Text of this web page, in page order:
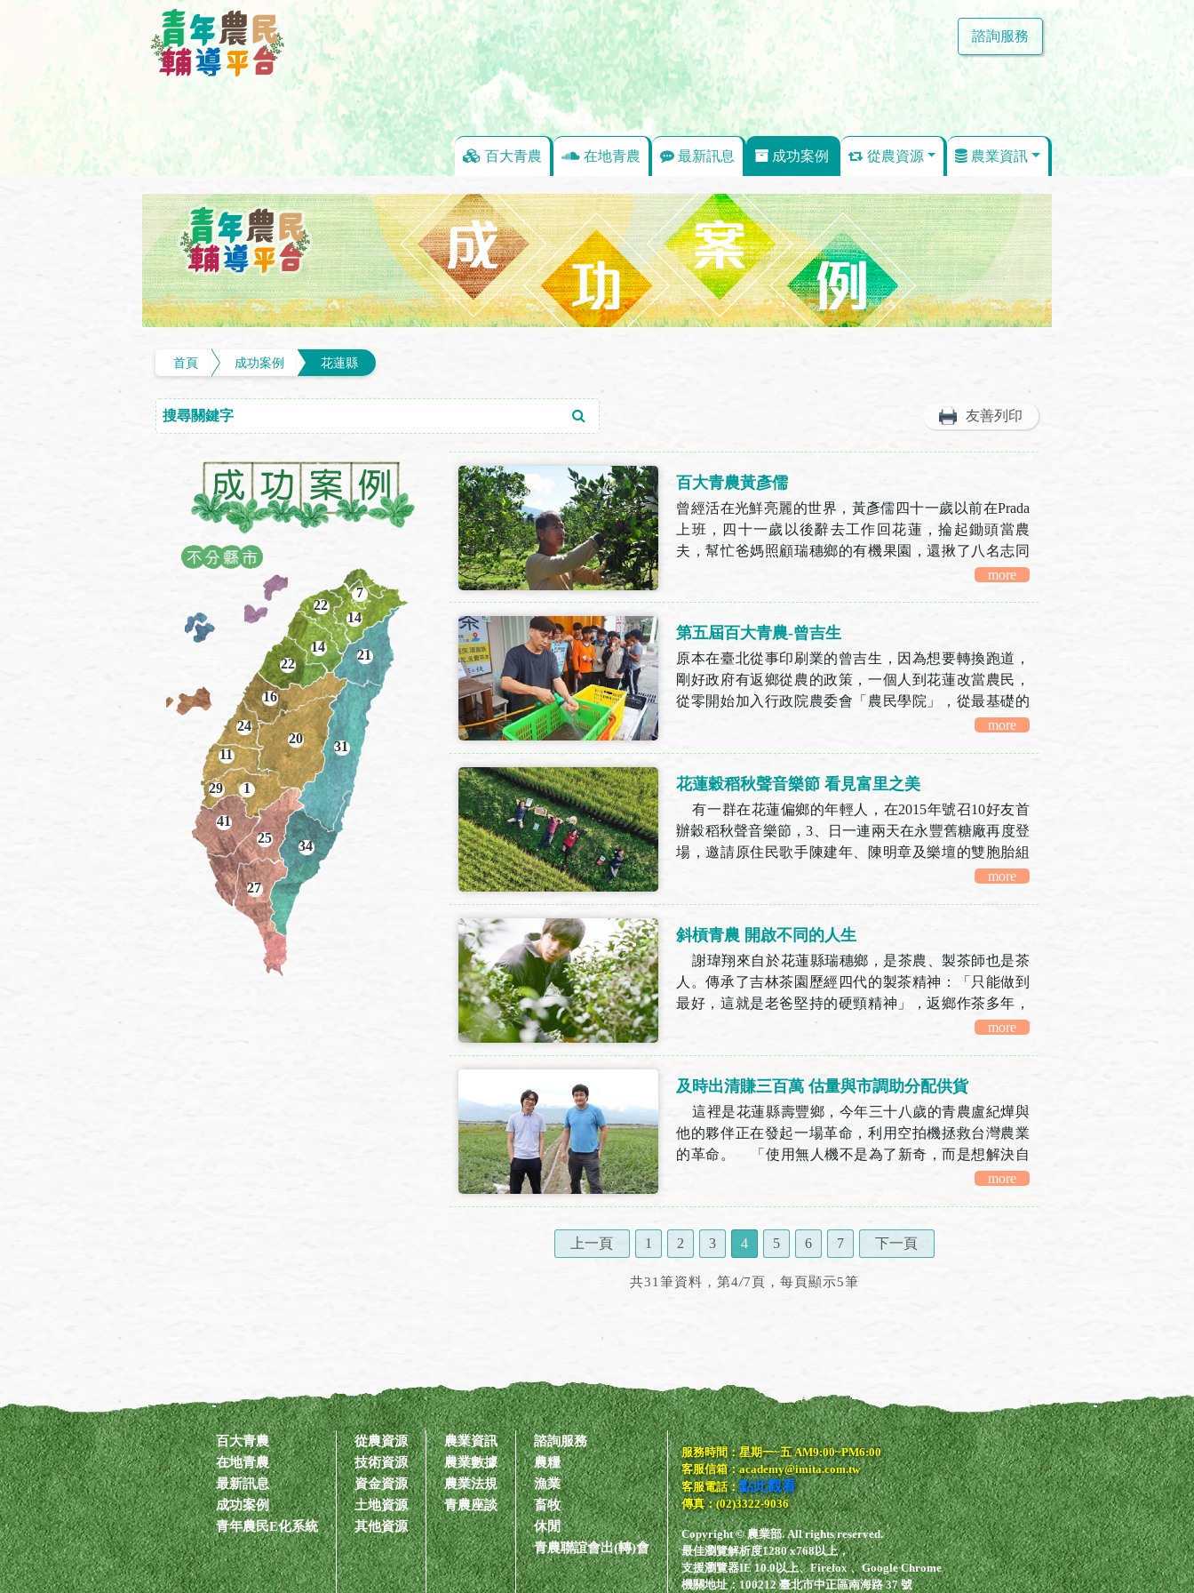
百大青農 在地青農 最新訊息 成功案例 從農資源 農業資訊
諮詢服務
首頁 成功案例 花蓮縣
友善列印
14
31
22
21
22
27
41
16
7
24
14
20
25
34
29
11
1
百大青農黃彥儒
曾經活在光鮮亮麗的世界，黃彥儒四十一歲以前在Prada
上班，四十一歲以後辭去工作回花蓮，掄起鋤頭當農
夫，幫忙爸媽照顧瑞穗鄉的有機果園，還揪了八名志同
道合朋友在光復鄉耕有機田，栽種玉米、南瓜等...more
第五屆百大青農-曾吉生
原本在臺北從事印刷業的曾吉生，因為想要轉換跑道，
剛好政府有返鄉從農的政策，一個人到花蓮改當農民，
從零開始加入行政院農委會「農民學院」，從最基礎的
農業知識開始學起，經過一個月的培訓學成後，在花...
more
花蓮穀稻秋聲音樂節 看見富里之美
有一群在花蓮偏鄉的年輕人，在2015年號召10好友首
辦穀稻秋聲音樂節，3、日一連兩天在永豐舊糖廠再度登
場，邀請原住民歌手陳建年、陳明章及樂壇的雙胞胎組
more
斜槓青農 開啟不同的人生
謝瑋翔來自於花蓮縣瑞穗鄉，是茶農、製茶師也是茶
人。傳承了吉林茶園歷經四代的製茶精神：「只能做到
最好，這就是老爸堅持的硬頸精神」，返鄉作茶多年，
仍時時在思考，該在哪個細節上調整，除延續...
more
及時出清賺三百萬 估量與市調助分配供貨
這裡是花蓮縣壽豐鄉，今年三十八歲的青農盧紀燁與
他的夥伴正在發起一場革命，利用空拍機拯救台灣農業
的革命。 「使用無人機不是為了新奇，而是想解決自
more
上一頁 1 2 3 4 5 6 7 下一頁
共31筆資料，第4/7頁，每頁顯示5筆
百大青農
在地青農
最新訊息
成功案例
青年農民E化系統
從農資源
技術資源
資金資源
土地資源
其他資源
農業資訊
農業數據
農業法規
青農座談
諮詢服務
農糧
漁業
畜牧
休閒
青農聯誼會出(轉)會
服務時間：星期一~五 AM9:00~PM6:00
客服信箱：academy@imita.com.tw
客服電話：點此觀看
傳真：(02)3322-9036
Copyright © 農業部. All rights reserved.
最佳瀏覽解析度1280 x768以上，
支援瀏覽器IE 10.0以上、Firefox 、Google Chrome
機關地址：100212 臺北市中正區南海路 37 號